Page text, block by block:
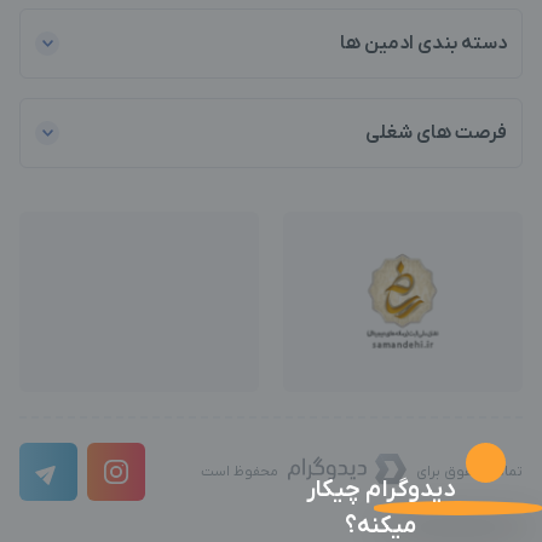
دسته بندی ادمین ها
فرصت های شغلی
تمامی حقوق برای محفوظ است
دیدوگرام چیکار
میکنه؟